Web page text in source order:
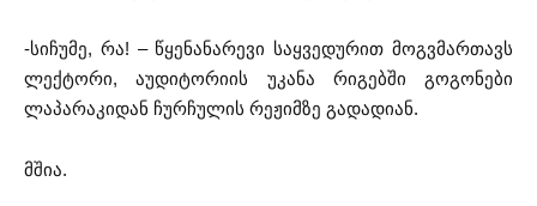
-სიჩუმე, რა! – წყენანარევი საყვედურით მოგვმართავს
ლექტორი, აუდიტორიის უკანა რიგებში გოგონები
ლაპარაკიდან ჩურჩულის რეჟიმზე გადადიან.
მშია.